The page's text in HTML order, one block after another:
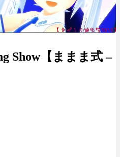
Show【ままま式 –